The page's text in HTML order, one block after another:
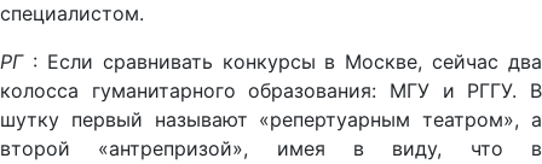
специалистом.
РГ: Если сравнивать конкурсы в Москве, сейчас два
колосса гуманитарного образования: МГУ и РГГУ. В
шутку первый называют «репертуарным театром», а
второй «антрепризой», имея в виду, что в